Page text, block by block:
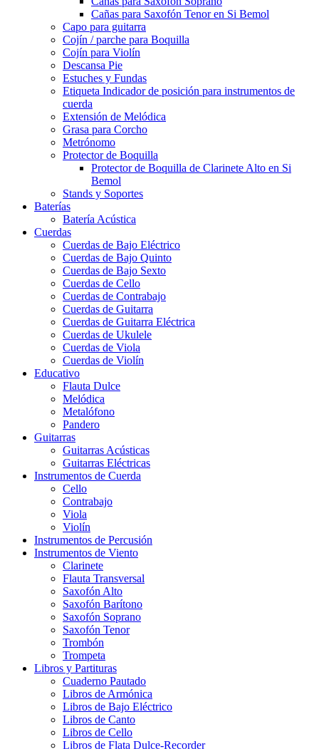
Cañas para Saxofón Tenor en Si Bemol
Capo para guitarra
Cojín / parche para Boquilla
Cojín para Violín
Descansa Pie
Estuches y Fundas
Etiqueta Indicador de posición para instrumentos de
cuerda
Extensión de Melódica
Grasa para Corcho
Metrónomo
Protector de Boquilla
Protector de Boquilla de Clarinete Alto en Si
Bemol
Stands y Soportes
Baterías
Batería Acústica
Cuerdas
Cuerdas de Bajo Eléctrico
Cuerdas de Bajo Quinto
Cuerdas de Bajo Sexto
Cuerdas de Cello
Cuerdas de Contrabajo
Cuerdas de Guitarra
Cuerdas de Guitarra Eléctrica
Cuerdas de Ukulele
Cuerdas de Viola
Cuerdas de Violín
Educativo
Flauta Dulce
Melódica
Metalófono
Pandero
Guitarras
Guitarras Acústicas
Guitarras Eléctricas
Instrumentos de Cuerda
Cello
Contrabajo
Viola
Violín
Instrumentos de Percusión
Instrumentos de Viento
Clarinete
Flauta Transversal
Saxofón Alto
Saxofón Barítono
Saxofón Soprano
Saxofón Tenor
Trombón
Trompeta
Libros y Partituras
Cuaderno Pautado
Libros de Armónica
Libros de Bajo Eléctrico
Libros de Canto
Libros de Cello
Libros de Flata Dulce-Recorder